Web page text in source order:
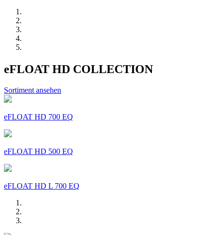
eFLOAT HD COLLECTION
Sortiment ansehen
eFLOAT HD 700 EQ
eFLOAT HD 500 EQ
eFLOAT HD L 700 EQ